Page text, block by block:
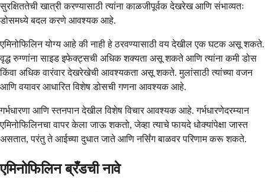
सुरक्षिततेची खात्री करण्यासाठी त्यांना काळजीपूर्वक देखरेख आणि संभाव्यतः
डोसमध्ये बदल करणे आवश्यक आहे.
एमिनोफिलिन योग्य आहे की नाही हे ठरवण्यासाठी वय देखील एक घटक असू शकते.
वृद्ध रुग्णांना साइड इफेक्ट्सची अधिक शक्यता असू शकते आणि त्यांना कमी डोस
किंवा अधिक वारंवार देखरेखेची आवश्यकता असू शकते. मुलांसाठी त्यांच्या वजन
आणि वयावर आधारित विशेष डोसची गणना आवश्यक आहे.
गर्भधारणा आणि स्तनपान देखील विशेष विचार आवश्यक आहे. गर्भधारणेदरम्यान
एमिनोफिलिनचा वापर केला जाऊ शकतो, जेव्हा त्याचे फायदे धोक्यांपेक्षा जास्त
असतात, परंतु ते आईच्या दुधात जाते आणि नर्सिंग बाळवर परिणाम करू शकते.
एमिनोफिलिन ब्रँडची नावे